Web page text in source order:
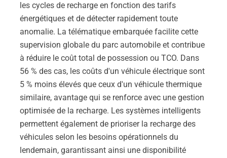
les cycles de recharge en fonction des tarifs
énergétiques et de détecter rapidement toute
anomalie. La télématique embarquée facilite cette
supervision globale du parc automobile et contribue
à réduire le coût total de possession ou TCO. Dans
56 % des cas, les coûts d'un véhicule électrique sont
5 % moins élevés que ceux d'un véhicule thermique
similaire, avantage qui se renforce avec une gestion
optimisée de la recharge. Les systèmes intelligents
permettent également de prioriser la recharge des
véhicules selon les besoins opérationnels du
lendemain, garantissant ainsi une disponibilité